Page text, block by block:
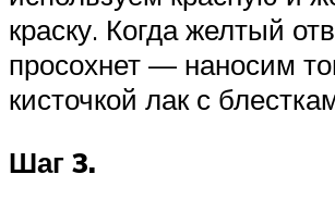
краску. Когда желтый
просохнет — наносим
кисточкой лак с
Шаг 3.